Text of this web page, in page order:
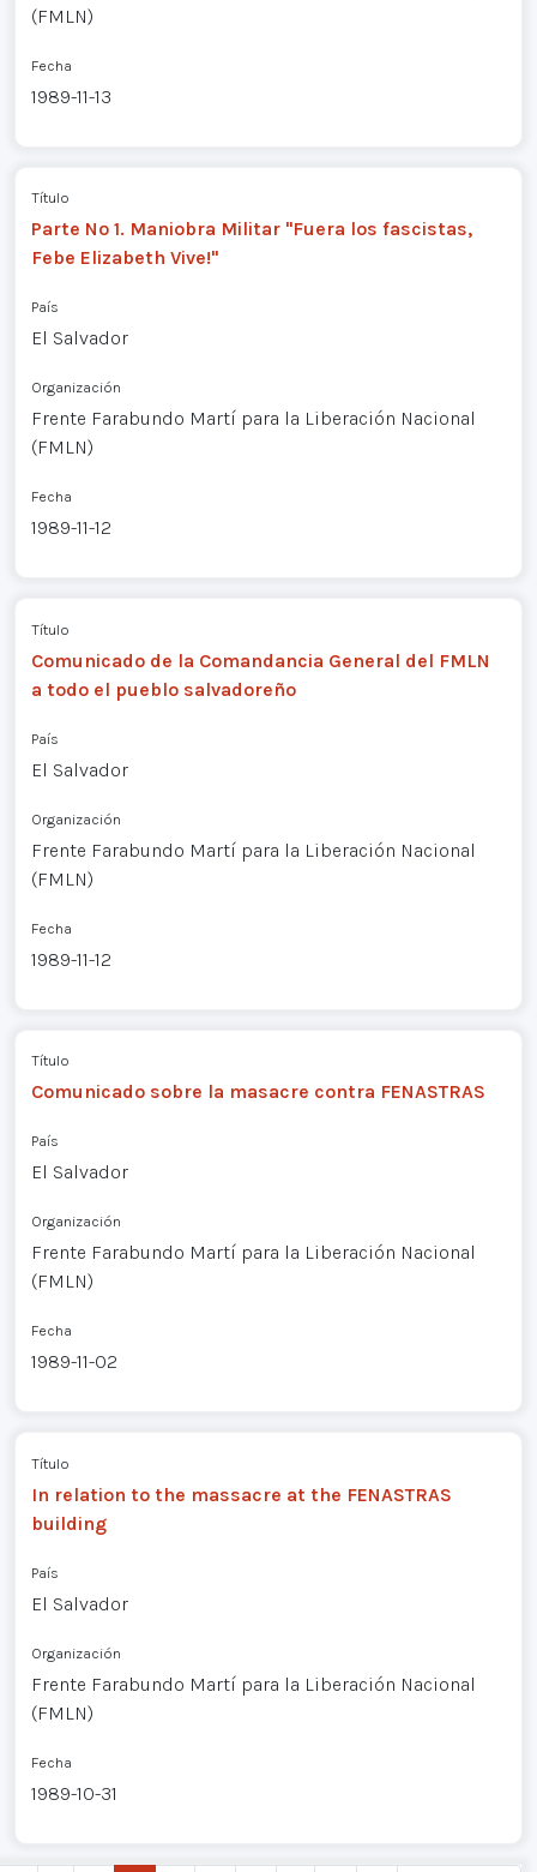
(FMLN)
Fecha
1989-11-13
Título
Parte Nº 1. Maniobra Militar "Fuera los fascistas,
Febe Elizabeth Vive!"
País
El Salvador
Organización
Frente Farabundo Martí para la Liberación Nacional
(FMLN)
Fecha
1989-11-12
Título
Comunicado de la Comandancia General del FMLN
a todo el pueblo salvadoreño
País
El Salvador
Organización
Frente Farabundo Martí para la Liberación Nacional
(FMLN)
Fecha
1989-11-12
Título
Comunicado sobre la masacre contra FENASTRAS
País
El Salvador
Organización
Frente Farabundo Martí para la Liberación Nacional
(FMLN)
Fecha
1989-11-02
Título
In relation to the massacre at the FENASTRAS
building
País
El Salvador
Organización
Frente Farabundo Martí para la Liberación Nacional
(FMLN)
Fecha
1989-10-31